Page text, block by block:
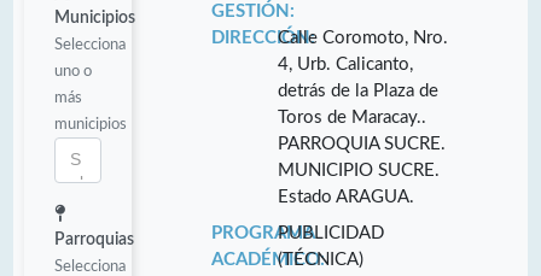
Municipios
Selecciona
uno o
más
municipios
Parroquias
Selecciona
GESTIÓN:
DIRECCIÓN:Calle Coromoto, Nro.
4, Urb. Calicanto,
detrás de la Plaza de
Toros de Maracay..
PARROQUIA SUCRE.
MUNICIPIO SUCRE.
Estado ARAGUA.
PROGRAMA
ACADÉMICO:
PUBLICIDAD
(TÉCNICA)